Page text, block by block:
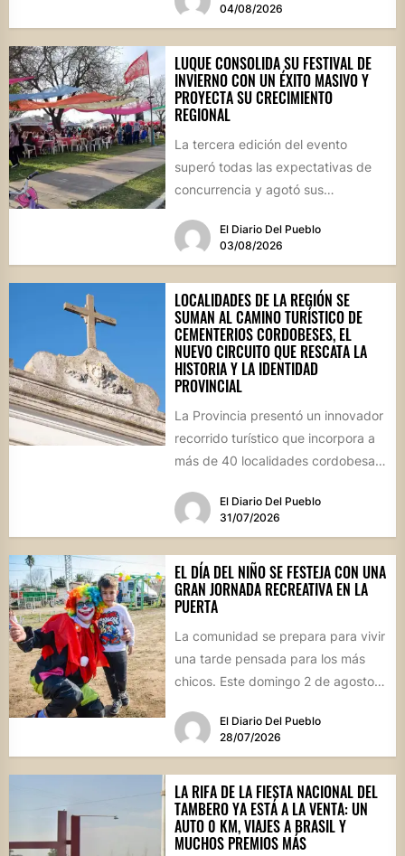
04/08/2026
LUQUE CONSOLIDA SU FESTIVAL DE
INVIERNO CON UN ÉXITO MASIVO Y
PROYECTA SU CRECIMIENTO
REGIONAL
La tercera edición del evento
superó todas las expectativas de
concurrencia y agotó sus
marco, el...El Diario Del Pueblo
03/08/2026
LOCALIDADES DE LA REGIÓN SE
SUMAN AL CAMINO TURÍSTICO DE
CEMENTERIOS CORDOBESES, EL
NUEVO CIRCUITO QUE RESCATA LA
HISTORIA Y LA IDENTIDAD
PROVINCIAL
La Provincia presentó un innovador
recorrido turístico que incorpora a
más de 40 localidades cordobesas
patrimonial....El Diario Del Pueblo
31/07/2026
EL DÍA DEL NIÑO SE FESTEJA CON UNA
GRAN JORNADA RECREATIVA EN LA
PUERTA
La comunidad se prepara para vivir
una tarde pensada para los más
chicos. Este domingo 2 de agosto,
El Diario Del Pueblo
28/07/2026
LA RIFA DE LA FIESTA NACIONAL DEL
TAMBERO YA ESTÁ A LA VENTA: UN
AUTO 0 KM, VIAJES A BRASIL Y
MUCHOS PREMIOS MÁS